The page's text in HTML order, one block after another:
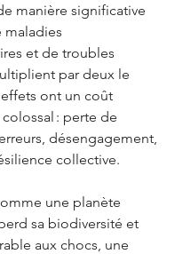
manière significative
maladies
et de troubles
par deux le
ont un coût
: perte de
désengagement,
collective.
une planète
sa biodiversité et
aux chocs, une